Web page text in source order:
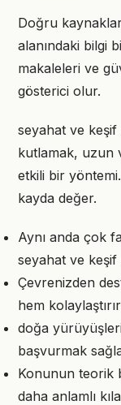
Doğru
alanındaki bilgi
makaleleri ve
gösterici olur.
seyahat ve keşif
kutlamak, uzun
etkili bir
kayda değer.
Aynı anda çok
seyahat ve keşif
Çevrenizden
hem
doğa
başvurmak
Konunun teorik
daha anlamlı